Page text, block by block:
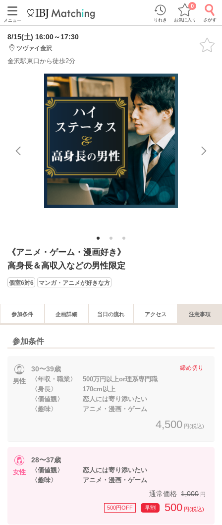
メニュー りれき お気に入り
0
さがす
8/15(土) 16:00～17:30
ツヴァイ金沢
金沢駅東口から徒歩2分
1 2 3
《アニメ・ゲーム・漫画好き》
高身長＆高収入などの男性限定
個室6対6 マンガ・アニメが好きな方
参加条件 企画詳細 当日の流れ アクセス 注意事項
参加条件
男性
締め切り
30〜39歳
〈年収・職業〉 500万円以上or理系専門職
〈身長〉 170cm以上
〈価値観〉 恋人には寄り添いたい
〈趣味〉 アニメ・漫画・ゲーム
4,500 円(税込)
女性
28〜37歳
〈価値観〉 恋人には寄り添いたい
〈趣味〉 アニメ・漫画・ゲーム
通常価格 1,000 円
500円OFF 早割 500 円(税込)